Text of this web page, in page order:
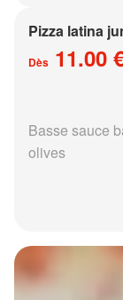
Pizza latina
Dès 11.00
Basse sauce
olives